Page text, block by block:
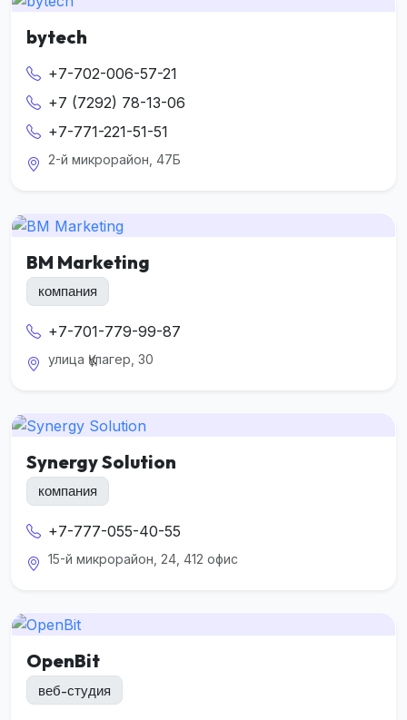
bytech
+7-702-006-57-21
+7 (7292) 78-13-06
+7-771-221-51-51
2-й микрорайон, 47Б
BM Marketing
компания
+7-701-779-99-87
улица Құлагер, 30
Synergy Solution
компания
+7-777-055-40-55
15-й микрорайон, 24, 412 офис
OpenBit
веб-студия